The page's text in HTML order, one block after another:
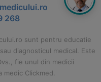
268
sunt pentru educatie
diagnosticul medical. Este
fie unul din medicii
Clickmed.